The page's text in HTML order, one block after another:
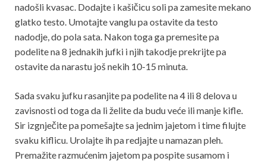
nadošli kvasac. Dodajte i kašičicu soli pa zamesite mekano
glatko testo. Umotajte vanglu pa ostavite da testo
nadodje, do pola sata. Nakon toga ga premesite pa
podelite na 8 jednakih jufki i njih takodje prekrijte pa
ostavite da narastu još nekih 10-15 minuta.
Sada svaku jufku rasanjite pa podelite na 4 ili 8 delova u
zavisnosti od toga da li želite da budu veće ili manje kifle.
Sir izgnječite pa pomešajte sa jednim jajetom i time filujte
svaku kiflicu. Urolajte ih pa redjajte u namazan pleh.
Premažite razmućenim jajetom pa pospite susamom i